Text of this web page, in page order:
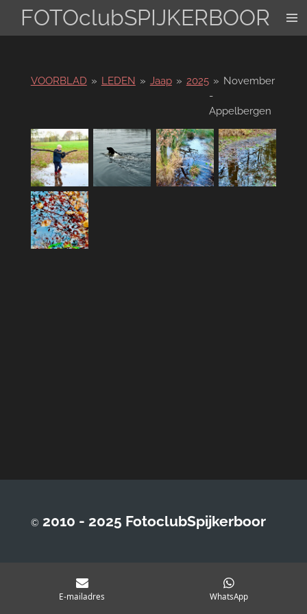
directFOTOclubSPIJKERBOOR
VOORBLAD » LEDEN » Jaap » 2025 » November
-
Appelbergen
© 2010 - 2025 FotoclubSpijkerboor
E-mailadres WhatsApp